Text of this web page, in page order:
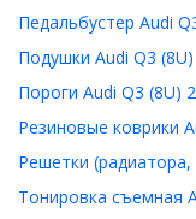
Педальбустер Audi
Подушки Audi Q3
Пороги Audi Q3 (8U)
Резиновые коврики
Решетки
Тонировка съемная